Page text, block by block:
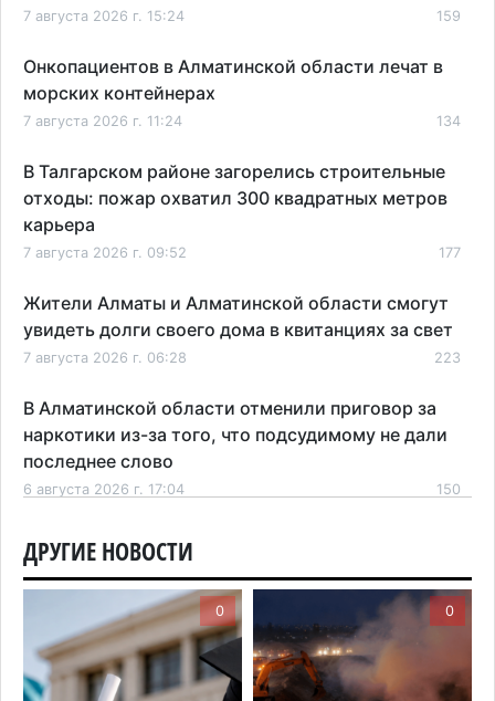
7 августа 2026 г. 15:24 159
Онкопациентов в Алматинской области лечат в
морских контейнерах
7 августа 2026 г. 11:24 134
В Талгарском районе загорелись строительные
отходы: пожар охватил 300 квадратных метров
карьера
7 августа 2026 г. 09:52 177
Жители Алматы и Алматинской области смогут
увидеть долги своего дома в квитанциях за свет
7 августа 2026 г. 06:28 223
В Алматинской области отменили приговор за
наркотики из-за того, что подсудимому не дали
последнее слово
6 августа 2026 г. 17:04 150
Проезд по БАКАД резко подорожал: в
Алматинской области начали действовать новые
тарифы
6 августа 2026 г. 14:36 202
Сильнейшие дзюдоисты мира приехали на
ДРУГИЕ НОВОСТИ
0 0